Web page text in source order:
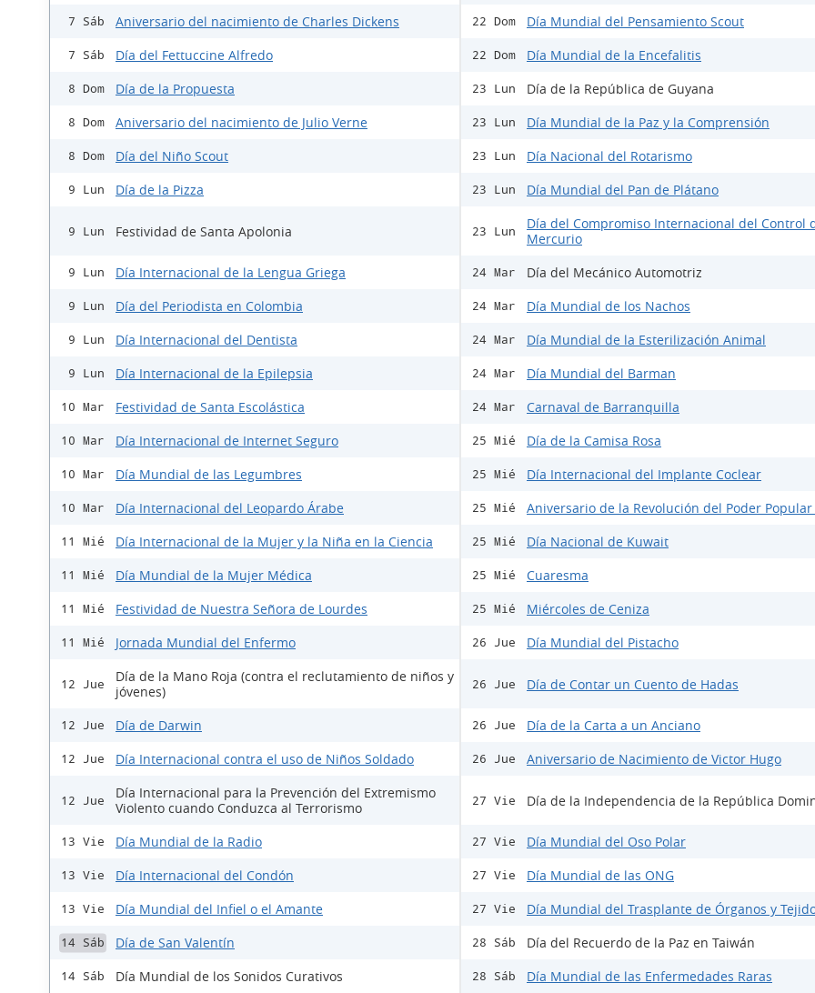
7 Sáb Aniversario del nacimiento de Charles Dickens
7 Sáb Día del Fettuccine Alfredo
8 Dom Día de la Propuesta
8 Dom Aniversario del nacimiento de Julio Verne
8 Dom Día del Niño Scout
9 Lun Día de la Pizza
9 Lun Festividad de Santa Apolonia
9 Lun Día Internacional de la Lengua Griega
9 Lun Día del Periodista en Colombia
9 Lun Día Internacional del Dentista
9 Lun Día Internacional de la Epilepsia
10 Mar Festividad de Santa Escolástica
10 Mar Día Internacional de Internet Seguro
10 Mar Día Mundial de las Legumbres
10 Mar Día Internacional del Leopardo Árabe
11 Mié Día Internacional de la Mujer y la Niña en la Ciencia
11 Mié Día Mundial de la Mujer Médica
11 Mié Festividad de Nuestra Señora de Lourdes
11 Mié Jornada Mundial del Enfermo
12 Jue
Día de la Mano Roja (contra el reclutamiento de niños y
jóvenes)
12 Jue Día de Darwin
12 Jue Día Internacional contra el uso de Niños Soldado
12 Jue
Día Internacional para la Prevención del Extremismo
Violento cuando Conduzca al Terrorismo
13 Vie Día Mundial de la Radio
13 Vie Día Internacional del Condón
13 Vie Día Mundial del Infiel o el Amante
14 Sáb Día de San Valentín
14 Sáb Día Mundial de los Sonidos Curativos
22 Dom Día Mundial del Pensamiento Scout
22 Dom Día Mundial de la Encefalitis
23 Lun Día de la República de Guyana
23 Lun Día Mundial de la Paz y la Comprensión
23 Lun Día Nacional del Rotarismo
23 Lun Día Mundial del Pan de Plátano
23 Lun
Día del Compromiso Internacional del Control
Mercurio
24 Mar Día del Mecánico Automotriz
24 Mar Día Mundial de los Nachos
24 Mar Día Mundial de la Esterilización Animal
24 Mar Día Mundial del Barman
24 Mar Carnaval de Barranquilla
25 Mié Día de la Camisa Rosa
25 Mié Día Internacional del Implante Coclear
25 Mié Aniversario de la Revolución del Poder Popular
25 Mié Día Nacional de Kuwait
25 Mié Cuaresma
25 Mié Miércoles de Ceniza
26 Jue Día Mundial del Pistacho
26 Jue Día de Contar un Cuento de Hadas
26 Jue Día de la Carta a un Anciano
26 Jue Aniversario de Nacimiento de Victor Hugo
27 Vie Día de la Independencia de la República
27 Vie Día Mundial del Oso Polar
27 Vie Día Mundial de las ONG
27 Vie Día Mundial del Trasplante de Órganos y
28 Sáb Día del Recuerdo de la Paz en Taiwán
28 Sáb Día Mundial de las Enfermedades Raras